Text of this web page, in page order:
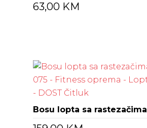
63,00 KM
Bosu lopta sa rastezačima